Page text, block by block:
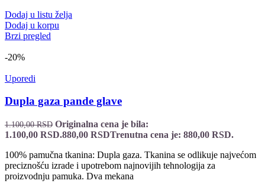
Dodaj u listu želja
Dodaj u korpu
Brzi pregled
-20%
Uporedi
Dupla gaza pande glave
1.100,00RSD Originalna cena je bila:
1.100,00 RSD.880,00 RSDTrenutna cena je: 880,00 RSD.
100% pamučna tkanina: Dupla gaza. Tkanina se odlikuje najvećom
preciznošću izrade i upotrebom najnovijih tehnologija za
proizvodnju pamuka. Dva mekana